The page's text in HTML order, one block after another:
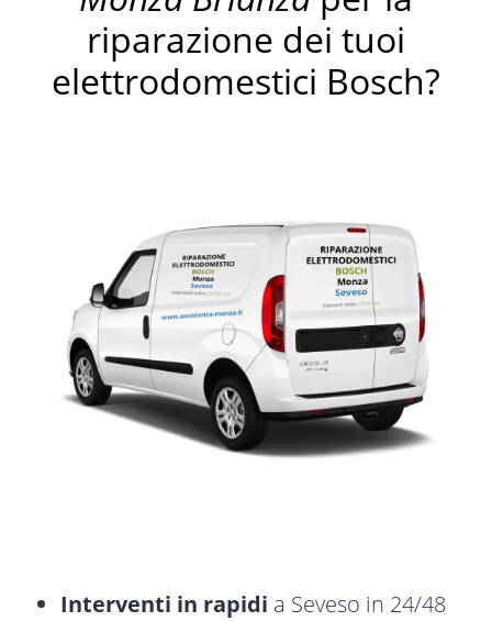
riparazione dei tuoi
elettrodomestici Bosch?
Interventi in rapidi a Seveso in 24/48